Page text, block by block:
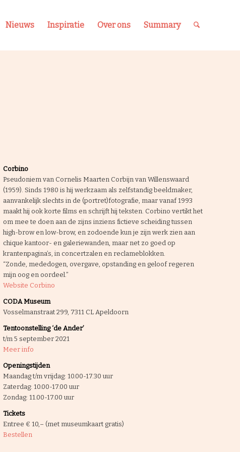
Nieuws Inspiratie Over ons Summary
Corbino
Pseudoniem van Cornelis Maarten Corbijn van Willenswaard
(1959). Sinds 1980 is hij werkzaam als zelfstandig beeldmaker,
aanvankelijk slechts in de (portret)fotografie, maar vanaf 1993
maakt hij ook korte films en schrijft hij teksten. Corbino vertikt het
om mee te doen aan de zijns inziens fictieve scheiding tussen
high-brow en low-brow, en zodoende kun je zijn werk zien aan
chique kantoor- en galeriewanden, maar net zo goed op
krantenpagina’s, in concertzalen en reclameblokken.
“Zonde, mededogen, overgave, opstanding en geloof regeren
mijn oog en oordeel.”
Website Corbino
CODA Museum
Vosselmanstraat 299, 7311 CL Apeldoorn
Tentoonstelling ‘de Ander’
t/m 5 september 2021
Meer info
Openingstijden
Maandag t/m vrijdag: 10.00-17.30 uur
Zaterdag: 10.00-17.00 uur
Zondag: 11.00-17.00 uur
Tickets
Entree € 10,– (met museumkaart gratis)
Bestellen